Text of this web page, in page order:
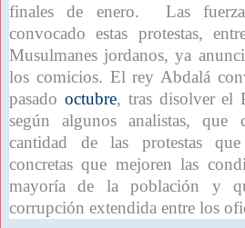
finales de enero. Las
convocado estas protestas,
Musulmanes jordanos, ya
los comicios. El rey Abdalá
pasado octubre, tras disolver el
según algunos analistas,
cantidad de las protestas
concretas que mejoren las
mayoría de la población y
corrupción extendida entre los